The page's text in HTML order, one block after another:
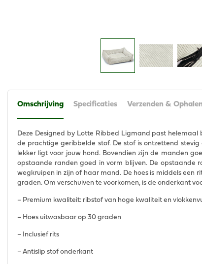
Omschrijving Specificaties Verzenden & Ophalen
Deze Designed by Lotte Ribbed Ligmand past
de prachtige geribbelde stof. De stof is ontzettend
lekker ligt voor jouw hond. Bovendien zijn de manden
opstaande randen goed in vorm blijven. De opstaande
wegkruipen in zijn of haar mand. De hoes is middels een
graden. Om verschuiven te voorkomen, is de onderkant
– Premium kwaliteit: ribstof van hoge kwaliteit en
– Hoes uitwasbaar op 30 graden
– Inclusief rits
– Antislip stof onderkant